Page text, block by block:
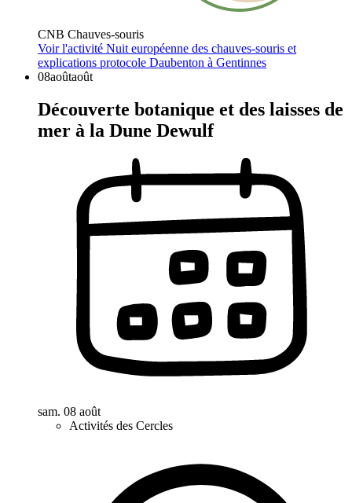
CNB Chauves-souris
Voir l'activité Nuit européenne des chauves-souris et
explications protocole Daubenton à Gentinnes
08aoûtaoût
Découverte botanique et des laisses de
mer à la Dune Dewulf
sam. 08 août
Activités des Cercles